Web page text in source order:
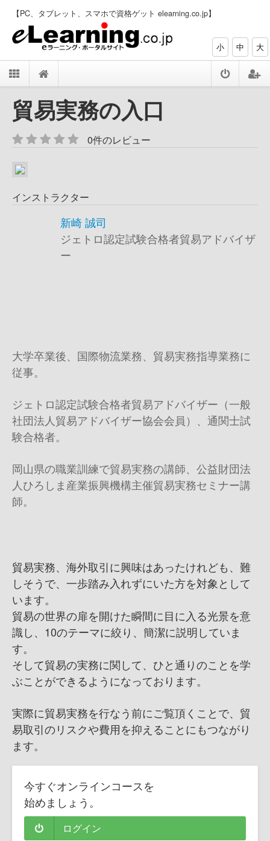
【PC、タブレット、スマホで資格ゲット elearning.co.jp】
小 中 大
貿易実務の入口
0件のレビュー
インストラクター
新崎 誠司
ジェトロ認定試験合格者貿易アドバイザ
ー
大学卒業後、国際物流業務、貿易実務指導業務に
従事。
ジェトロ認定試験合格者貿易アドバイザー（一般
社団法人貿易アドバイザー協会会員）、通関士試
験合格者。
岡山県の職業訓練で貿易実務の講師、公益財団法
人ひろしま産業振興機構主催貿易実務セミナー講
師。
貿易実務、海外取引に興味はあったけれども、難
しそうで、一歩踏み入れずにいた方を対象として
います。
貿易の世界の扉を開けた瞬間に目に入る光景を意
識し、10のテーマに絞り、簡潔に説明していま
す。
そして貿易の実務に関して、ひと通りのことを学
ぶことができるようになっております。
実際に貿易実務を行なう前にご覧頂くことで、貿
易取引のリスクや費用を抑えることにもつながり
ます。
今すぐオンラインコースを
始めましょう。
ログイン